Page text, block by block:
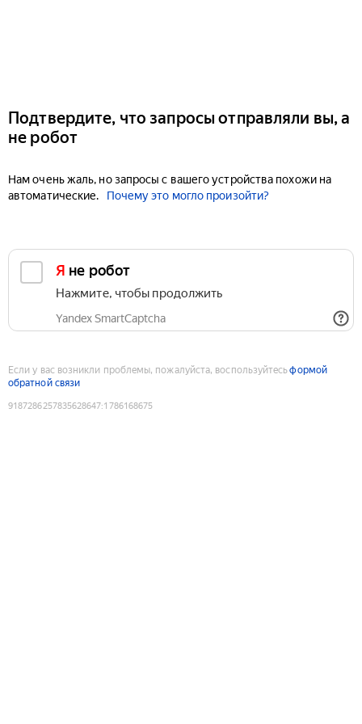
Подтвердите, что запросы отправляли вы, а
не робот
Нам очень жаль, но запросы с вашего устройства похожи на
автоматические.
Почему это могло произойти?
Я не робот
Нажмите, чтобы продолжить
Yandex SmartCaptcha
Если у вас возникли проблемы, пожалуйста, воспользуйтесьформой
обратной связи
9187286257835628647:1786168675